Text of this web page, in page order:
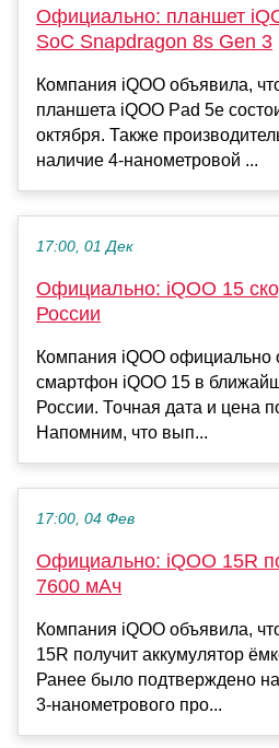
Официально: планшет
SoC Snapdragon 8s Gen 3
Компания iQOO объявила,
планшета iQOO Pad 5e
октября. Также
наличие 4-нанометровой ...
17:00, 01 Дек
Официально: iQOO 15
России
Компания iQOO официально
смартфон iQOO 15 в
России. Точная дата и цена
Напомним, что вып...
17:00, 04 Фев
Официально: iQOO 15R
7600 мАч
Компания iQOO объявила,
15R получит аккумулятор
Ранее было подтверждено
3-нанометрового про...